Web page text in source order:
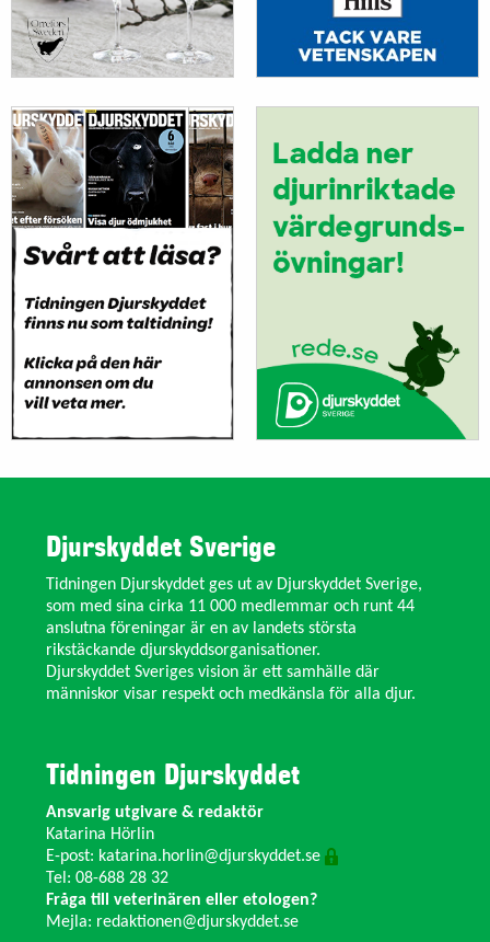
Djurskyddet Sverige
Tidningen Djurskyddet ges ut av Djurskyddet Sverige,
som med sina cirka 11 000 medlemmar och runt 44
anslutna föreningar är en av landets största
rikstäckande djurskyddsorganisationer.
Djurskyddet Sveriges vision är ett samhälle där
människor visar respekt och medkänsla för alla djur.
Tidningen Djurskyddet
Ansvarig utgivare & redaktör
Katarina Hörlin
E-post: katarina.horlin@djurskyddet.se
Tel: 08-688 28 32
Fråga till veterinären eller etologen?
Mejla: redaktionen@djurskyddet.se